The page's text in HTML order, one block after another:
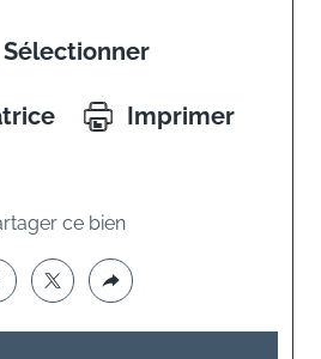
Sélectionner
Imprimer
ce bien